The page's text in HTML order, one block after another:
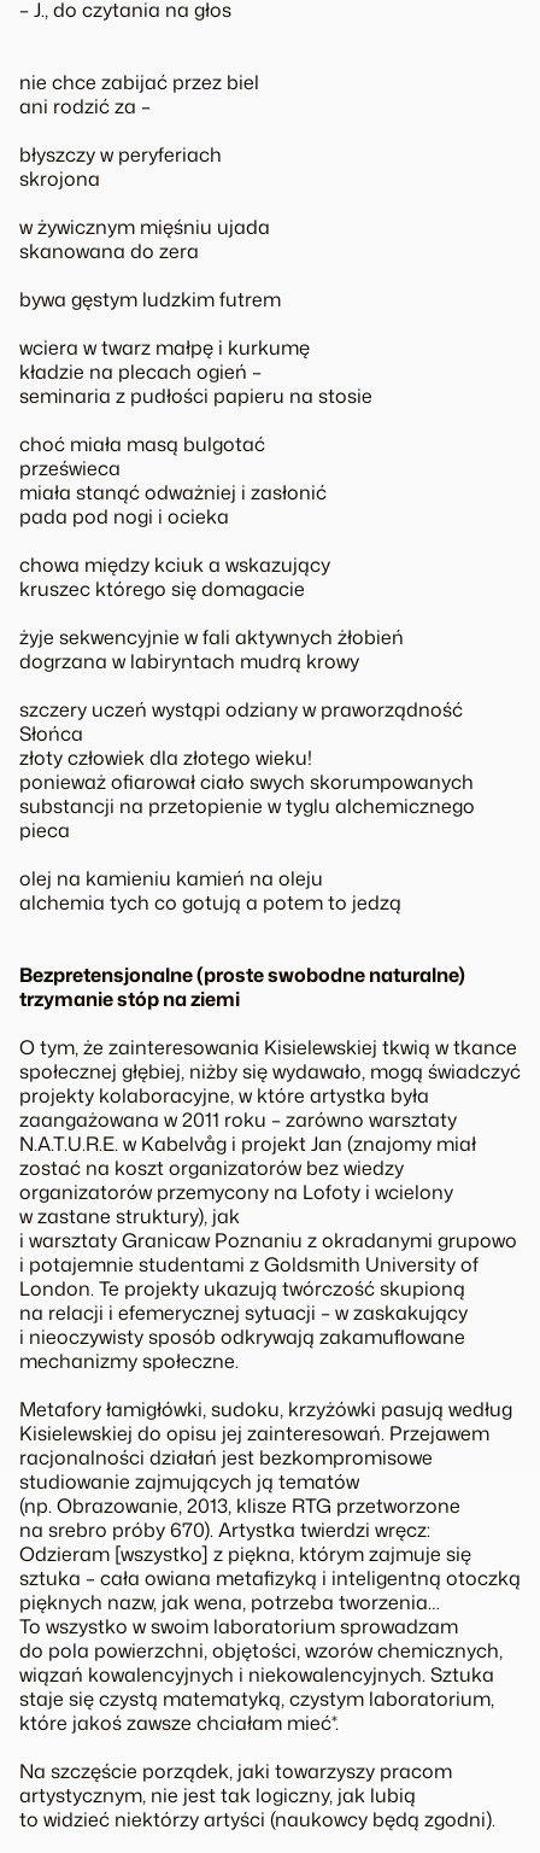
–J., do czytania na głos
nie chce zabijać przez biel
ani rodzić za –
błyszczy w peryferiach
skrojona
w żywicznym mięśniu ujada
skanowana do zera
bywa gęstym ludzkim futrem
wciera w twarz małpę i kurkumę
kładzie na plecach ogień –
seminaria z pudłości papieru na stosie
choć miała masą bulgotać
prześwieca
miała stanąć odważniej i zasłonić
pada pod nogi i ocieka
chowa między kciuk a wskazujący
kruszec którego się domagacie
żyje sekwencyjnie w fali aktywnych żłobień
dogrzana w labiryntach mudrą krowy
szczery uczeń wystąpi odziany w praworządność
Słońca
złoty człowiek dla złotego wieku!
ponieważ ofiarował ciało swych skorumpowanych
substancji na przetopienie w tyglu alchemicznego
pieca
olej na kamieniu kamień na oleju
alchemia tych co gotują a potem to jedzą
Bezpretensjonalne (proste swobodne naturalne)
trzymanie stóp na ziemi
O tym, że zainteresowania Kisielewskiej tkwią w tkance
społecznej głębiej, niżby się wydawało, mogą świadczyć
projekty kolaboracyjne, w które artystka była
zaangażowana w 2011 roku –zarówno warsztaty
N.A.T.U.R.E. w Kabelvåg i projektJan (znajomy miał
zostać na koszt organizatorów bez wiedzy
organizatorów przemycony na Lofoty i wcielony
w zastane struktury), jak
i warsztatyGranicaw Poznaniu z okradanymi grupowo
i potajemnie studentami z Goldsmith University of
London. Te projekty ukazują twórczość skupioną
na relacji i efemerycznej sytuacji –w zaskakujący
i nieoczywisty sposób odkrywają zakamuflowane
mechanizmy społeczne.
Metafory łamigłówki, sudoku, krzyżówki pasują według
Kisielewskiej do opisu jej zainteresowań. Przejawem
racjonalności działań jest bezkompromisowe
studiowanie zajmujących ją tematów
(np.Obrazowanie, 2013, klisze RTG przetworzone
na srebro próby 670). Artystka twierdzi wręcz:
Odzieram [wszystko] z piękna, którym zajmuje się
sztuka – cała owiana metafizyką i inteligentną otoczką
pięknych nazw, jak wena, potrzeba tworzenia…
To wszystko w swoim laboratorium sprowadzam
do pola powierzchni, objętości, wzorów chemicznych,
wiązań kowalencyjnych i niekowalencyjnych. Sztuka
staje się czystą matematyką, czystym laboratorium,
które jakoś zawsze chciałam mieć*.
Na szczęście porządek, jaki towarzyszy pracom
artystycznym, nie jest tak logiczny, jak lubią
to widzieć niektórzy artyści (naukowcy będą zgodni).